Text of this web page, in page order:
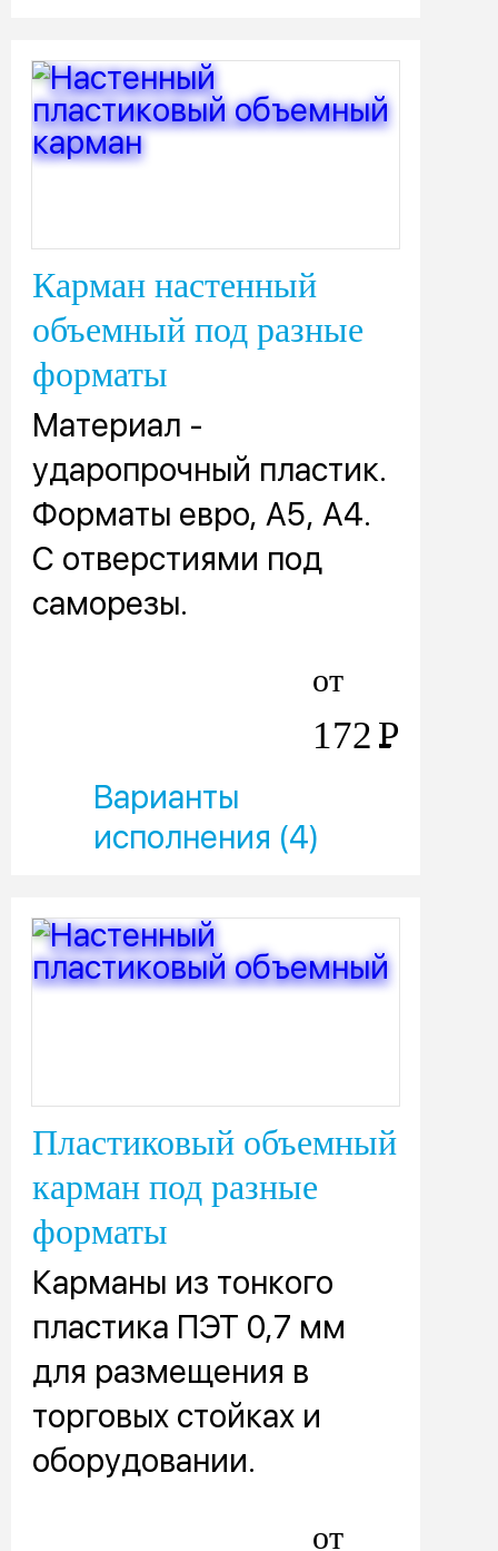
Карман настенный
объемный под разные
форматы
Материал -
ударопрочный пластик.
Форматы евро, А5, А4.
С отверстиями под
саморезы.
от
172 Р
Варианты
исполнения (4)
Пластиковый объемный
карман под разные
форматы
Карманы из тонкого
пластика ПЭТ 0,7 мм
для размещения в
торговых стойках и
оборудовании.
от